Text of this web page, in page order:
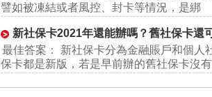
譬如被凍結或者風控、封卡等情況，是綁
新社保卡2021年還能辦嗎？舊社保卡還
最佳答案： 新社保卡分為金融賬戶和個人
保卡都是新版，若是早前辦的舊社保卡沒